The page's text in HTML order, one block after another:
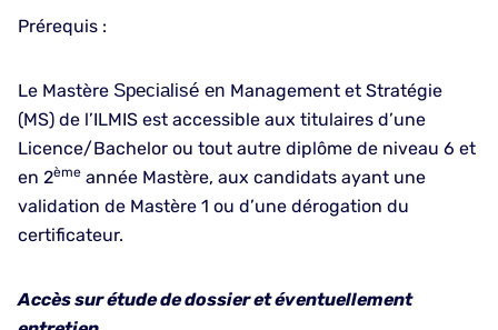
Prérequis :
Le Mastère Specialisé en Management et Stratégie
(MS) de l’ILMIS est accessible aux titulaires d’une
Licence/Bachelor ou tout autre diplôme de niveau 6 et
en 2ème année Mastère, aux candidats ayant une
validation de Mastère 1 ou d’une dérogation du
certificateur.
Accès sur étude de dossier et éventuellement